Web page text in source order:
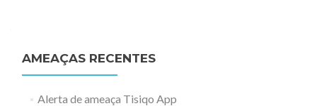
AMEAÇAS RECENTES
Alerta de ameaça Tisiqo App